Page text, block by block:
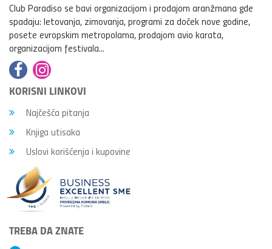
Club Paradiso se bavi organizacijom i prodajom aranžmana gde
spadaju: letovanja, zimovanja, programi za doček nove godine,
posete evropskim metropolama, prodajom avio karata,
organizacijom festivala...
KORISNI LINKOVI
Najčešća pitanja
Knjiga utisaka
Uslovi korišćenja i kupovine
TREBA DA ZNATE